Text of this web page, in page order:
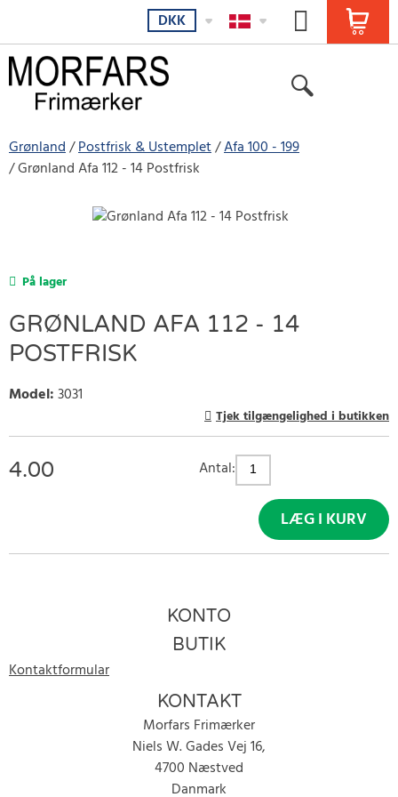
DKK
Grønland Postfrisk & Ustemplet Afa 100 - 199
Grønland Afa 112 - 14 Postfrisk
På lager
GRØNLAND AFA 112 - 14
POSTFRISK
Model:3031
Tjek tilgængelighed i butikken
4.00 Antal:
LÆG I KURV
KONTO
BUTIK
Kontaktformular
KONTAKT
Morfars Frimærker
Niels W. Gades Vej 16,
4700 Næstved
Danmark